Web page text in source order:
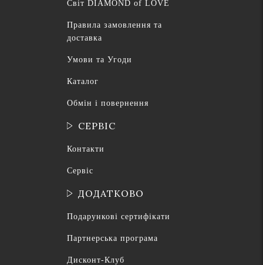
Світ DIAMOND of LOVE
Правила замовлення та
доставка
Умови та Угоди
Каталог
Обмін і повернення
СЕРВІС
Контакти
Сервіс
ДОДАТКОВО
Подарункові сертифікати
Партнерська програма
Дисконт-Клуб